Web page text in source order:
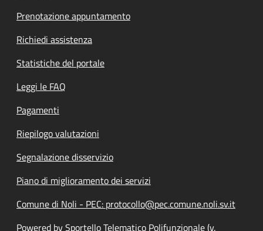
Prenotazione appuntamento
Richiedi assistenza
Statistiche del portale
Leggi le FAQ
Pagamenti
Riepilogo valutazioni
Segnalazione disservizio
Piano di miglioramento dei servizi
Comune di Noli - PEC: protocollo@pec.comune.noli.sv.it
Powered by Sportello Telematico Polifunzionale (v.